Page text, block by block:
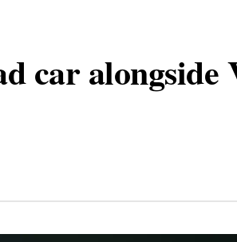
car alongside